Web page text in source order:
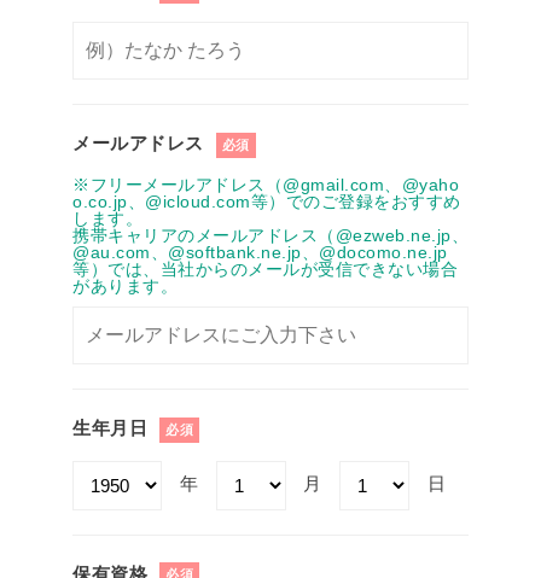
メールアドレス 必須
※フリーメールアドレス（@gmail.com、@yaho
o.co.jp、@icloud.com等）でのご登録をおすすめ
します。
携帯キャリアのメールアドレス（@ezweb.ne.jp、
@au.com、@softbank.ne.jp、@docomo.ne.jp
等）では、当社からのメールが受信できない場合
があります。
生年月日 必須
年 月 日
保有資格 必須